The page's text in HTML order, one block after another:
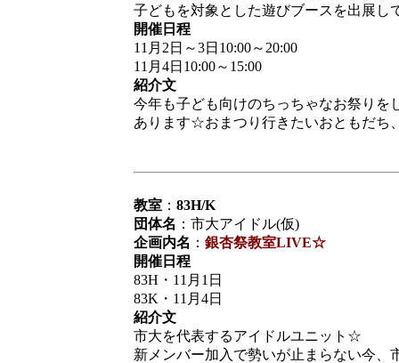
子どもを対象とした遊びブースを出展し
開催日程
11月2日～3日10:00～20:00
11月4日10:00～15:00
紹介文
今年も子ども向けのちっちゃなお祭りを
あります☆おまつり行きたいおともだち
教室 ： 83H/K
団体名 ：市大アイドル(仮)
企画内名 ： 銀杏祭教室LIVE☆
開催日程
83H・11月1日
83K・11月4日
紹介文
市大を代表するアイドルユニット☆
新メンバー加入で勢いが止まらない今